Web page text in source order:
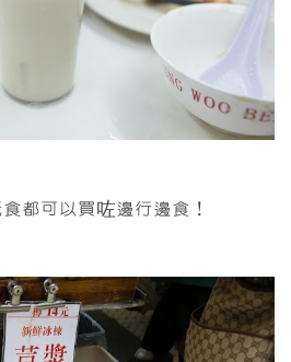
都可以買咗邊行邊食！